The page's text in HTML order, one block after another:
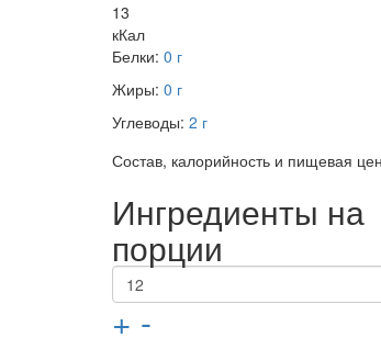
13
кКал
Белки: 0 г
Жиры: 0 г
Углеводы: 2 г
Состав, калорийность и пищевая
Ингредиенты на
порции
+ -